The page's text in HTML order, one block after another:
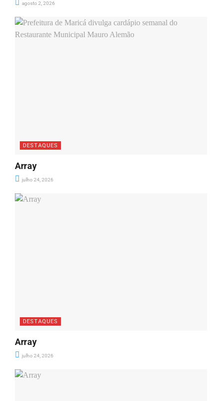
agosto 2, 2026
DESTAQUES
Array
julho 24, 2026
DESTAQUES
Array
julho 24, 2026